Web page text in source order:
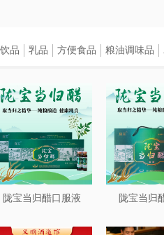
等产品的粘
”墨鱼汁产
原有色泽
“一种新型
圆润，耐
衰减。
陇宝当归醋口服液 陇宝当归
饮品 乳品 方便食品 粮油调味品